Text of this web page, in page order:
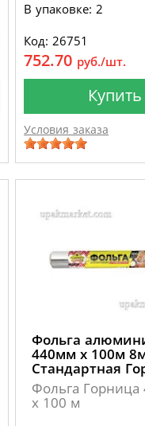
В упаковке: 2
Код: 26751
752.70 руб./шт.
Купить
Условия заказа
Фольга
440мм х 100м
Стандартная
Фольга
х 100 м